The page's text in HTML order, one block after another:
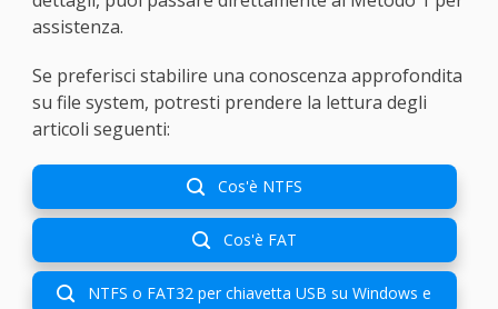
assistenza.
Se preferisci stabilire una conoscenza approfondita
su file system, potresti prendere la lettura degli
articoli seguenti:
 Cos'è NTFS
 Cos'è FAT
 NTFS o FAT32 per chiavetta USB su Windows e